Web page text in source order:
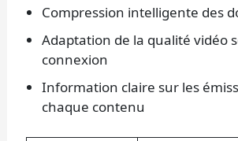
Compression intelligente des
Adaptation de la qualité vidéo
connexion
Information claire sur les
chaque contenu